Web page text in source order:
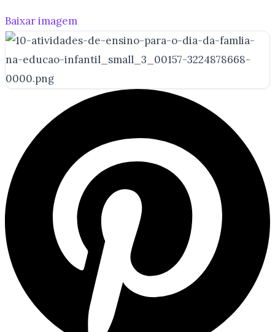
Baixar imagem